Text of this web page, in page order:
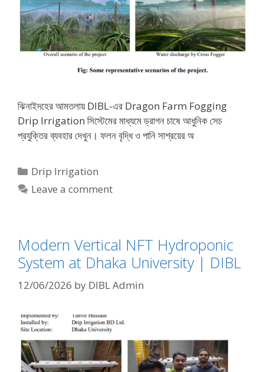
ঝিনাইদহের আমতলায় DIBL-এর Dragon Farm Fogging
Drip Irrigation সিস্টেমের মাধ্যমে ড্রাগন চাষে আধুনিক সেচ
প্রযুক্তির ব্যবহার দেখুন। ফলন বৃদ্ধি ও পানি সাশ্রয়ের অ
Categories
Drip Irrigation
Leave a comment
Modern Vertical NFT Hydroponic
System at Dhaka University | DIBL
12/06/2026 by DIBL Admin